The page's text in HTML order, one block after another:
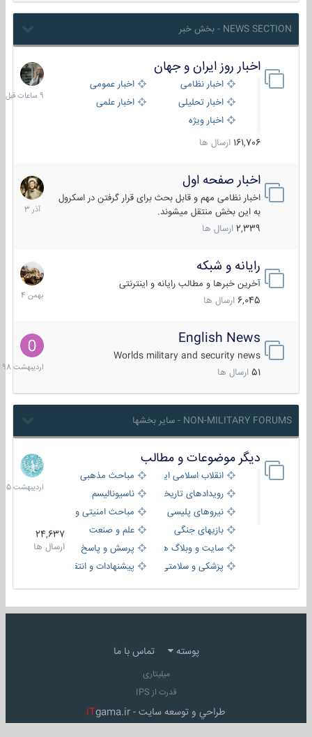
NEWS SECTION - بخش خبر
اخبار روز ایران و جهان
اخبار نظامی
اخبار عمومی
اخبار تحلیلی
اخبار علمی
اخبار ویژه
161,706 ارسال ها
9
ساعات
قبل
اخبار صفحه اول
اخبار نظامی مهم و قابل بحث برای قرار گرفتن در اسکرول
به این بخش منتقل میشوند.
2,339 ارسال ها
7
آذر
1403
رایانه و شبکه
آخرین خبرها و مطالب رایانه و اینترنتی
6,045 ارسال ها
30
بهمن
1404
English News
Worlds military and security news
51 ارسال ها
10
1398
NON-MILITARY FORUMS - سایر بخشها
دیگر موضوعات و مطالب
انقلاب اسلامی ایران
مباحث مذهبی
رویدادهای تاریخی و مذهبیناسیونالیسم
نیروهای پلیسی
مباحث امنیتی و اطلاعاتی
بازیهای جنگی
علم و صنعت
سایت و وبلاگ ها
پرسش و پاسخ
پزشکی و سلامتی
پیشنهادات و انتقادات
24,637
ارسال ها
8
1405
پوسته تماس با ما
میلیتاری
قدرت از IPS
طراحي و توسعه سايت - iTgama.ir